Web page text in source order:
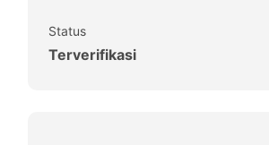
Status
Terverifikasi